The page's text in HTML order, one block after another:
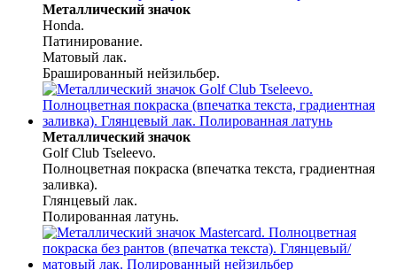
Металлический значок
Honda.
Патинирование.
Матовый лак.
Брашированный нейзильбер.
Металлический значок
Golf Club Tseleevo.
Полноцветная покраска (впечатка текста, градиентная
заливка).
Глянцевый лак.
Полированная латунь.